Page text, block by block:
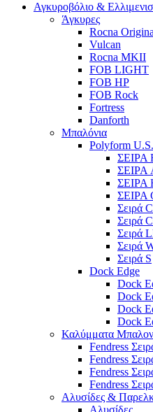
Αγκυροβόλιο &
Άγκυρες
Rocna
Vulcan
Rocna MKII
FOB LIGHT
FOB HP
FOB Rock
Fortress
Danforth
Μπαλόνια
Polyform U.S.
ΣΕΙΡΑ
ΣΕΙΡΑ
ΣΕΙΡΑ
ΣΕΙΡΑ
Σειρά
Σειρά
Σειρά
Σειρά
Σειρά S
Dock Edge
Dock
Dock
Dock
Dock
Καλύμματα
Fendress
Fendress
Fendress
Fendress
Αλυσίδες &
Αλυσίδες